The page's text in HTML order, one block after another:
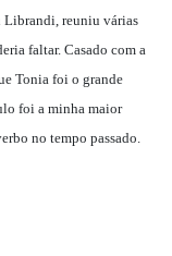
Librandi, reuniu várias
faltar. Casado com a
Tonia foi o grande
foi a minha maior
no tempo passado.